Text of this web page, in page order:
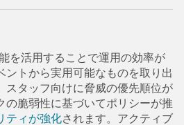
を活用することで運用の効率が
ントから実用可能なものを取り出
スタッフ向けに脅威の優先順位が
の脆弱性に基づいてポリシーが推
ティが強化されます。アクティブ